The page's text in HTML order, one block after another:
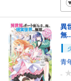
異
無
青
-